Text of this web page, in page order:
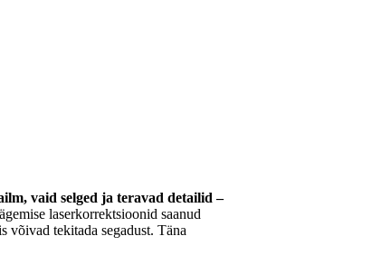
vaid selged ja teravad detailid –
laserkorrektsioonid saanud
võivad tekitada segadust. Täna